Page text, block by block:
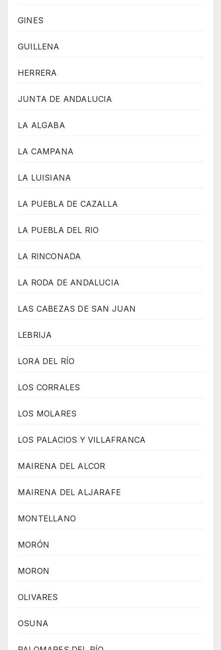
GINES
GUILLENA
HERRERA
JUNTA DE ANDALUCIA
LA ALGABA
LA CAMPANA
LA LUISIANA
LA PUEBLA DE CAZALLA
LA PUEBLA DEL RIO
LA RINCONADA
LA RODA DE ANDALUCIA
LAS CABEZAS DE SAN JUAN
LEBRIJA
LORA DEL RÍO
LOS CORRALES
LOS MOLARES
LOS PALACIOS Y VILLAFRANCA
MAIRENA DEL ALCOR
MAIRENA DEL ALJARAFE
MONTELLANO
MORÓN
MORON
OLIVARES
OSUNA